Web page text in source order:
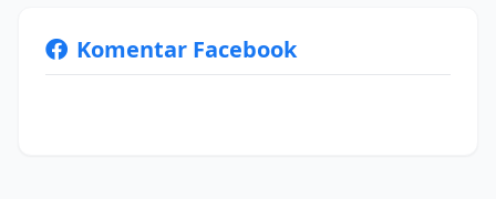
Komentar Facebook